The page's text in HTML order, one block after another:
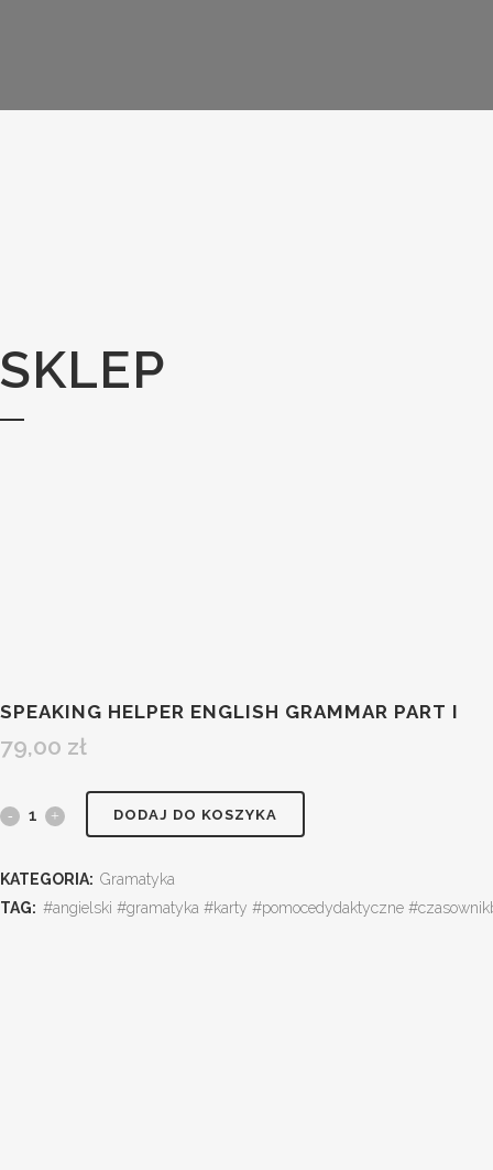
SKLEP
SPEAKING HELPER ENGLISH GRAMMAR PART I
79,00 zł
DODAJ DO KOSZYKA
KATEGORIA: Gramatyka
TAG: #angielski #gramatyka #karty #pomocedydaktyczne